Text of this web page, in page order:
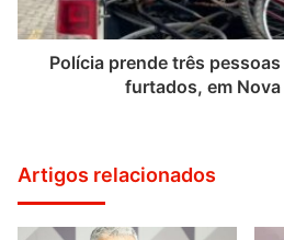
Polícia prende três
furtados, em
Artigos relacionados